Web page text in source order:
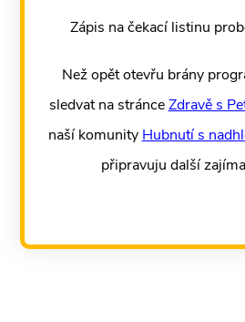
Zápis na čekací listinu
Než opět otevřu brány
sledvat na stránceZdravě s
naší komunity Hubnutí s
připravuju další